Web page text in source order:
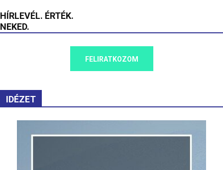
HÍRLEVÉL. ÉRTÉK.
NEKED.
FELIRATKOZOM
IDÉZET